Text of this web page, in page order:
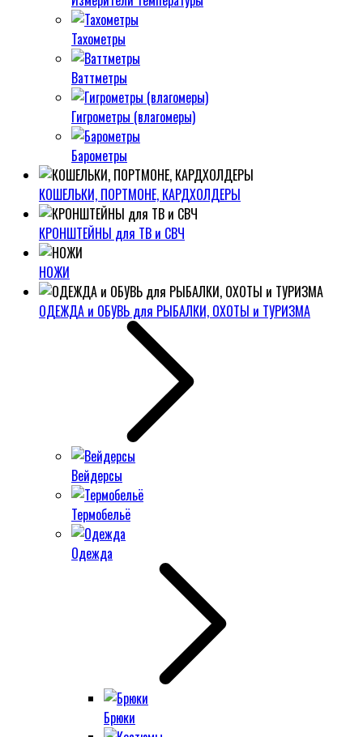
Тахометры
Ваттметры
Гигрометры (влагомеры)
Барометры
КОШЕЛЬКИ, ПОРТМОНЕ, КАРДХОЛДЕРЫ
КРОНШТЕЙНЫ для ТВ и СВЧ
НОЖИ
ОДЕЖДА и ОБУВЬ для РЫБАЛКИ, ОХОТЫ и ТУРИЗМА
Вейдерсы
Термобельё
Одежда
Брюки